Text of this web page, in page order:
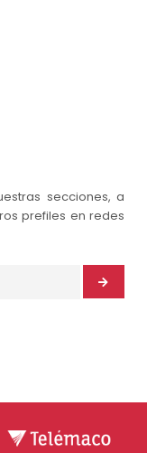
secciones, a
prefiles en redes